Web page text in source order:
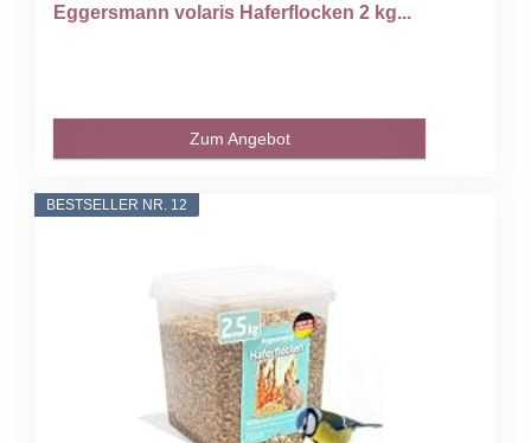
Eggersmann volaris Haferflocken 2 kg...
Zum Angebot
BESTSELLER NR. 12